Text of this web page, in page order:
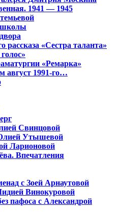
1941 — 1945
школы
рассказа «Сестра таланта»
«Ремарка»
1991-го…
Свинцовой
Утышевой
Ларионовой
Впечатления
с Зоей Арнаутовой
Винокуровой
пафоса с Александрой